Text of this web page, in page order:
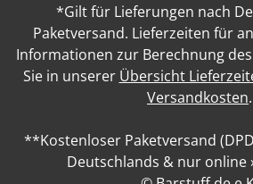
*Gilt für Lieferungen nach
Paketversand. Lieferzeiten für
Informationen zur Berechnung
Sie in unserer Übersicht
Versandkosten.
**Kostenloser Paketversand
Deutschlands & nur online